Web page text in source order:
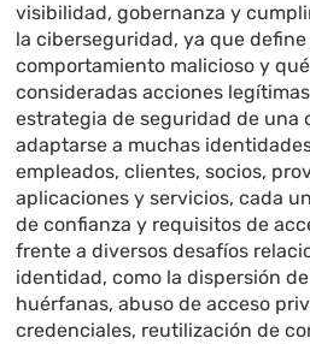
visibilidad, gobernanza y
la ciberseguridad, ya que
comportamiento malicioso y
consideradas acciones
estrategia de seguridad de una
adaptarse a muchas
empleados, clientes, socios,
aplicaciones y servicios, cada
de confianza y requisitos de
frente a diversos desafíos
identidad, como la dispersión
huérfanas, abuso de acceso
credenciales, reutilización de